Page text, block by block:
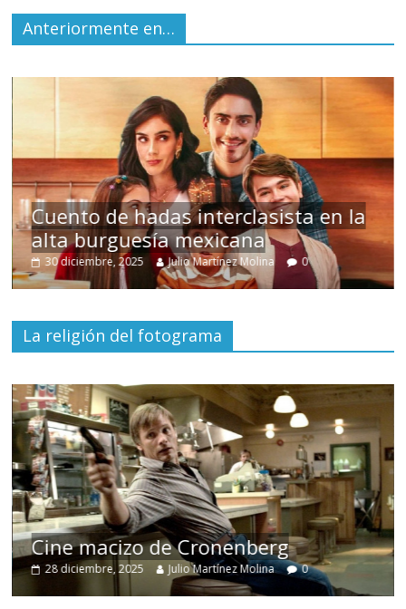
Anteriormente en…
Cuento de hadas interclasista en la
alta burguesía mexicana
30 diciembre, 2025 Julio Martínez Molina 0
La religión del fotograma
Cine macizo de Cronenberg
28 diciembre, 2025 Julio Martínez Molina 0